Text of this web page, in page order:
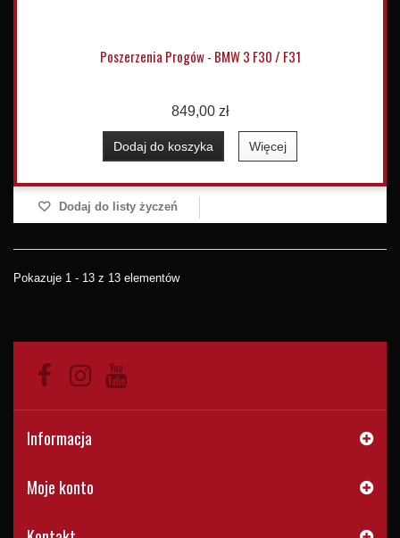
Poszerzenia Progów - BMW 3 F30 / F31
849,00 zł
Dodaj do koszyka Więcej
Dodaj do listy życzeń
Pokazuje 1 - 13 z 13 elementów
Informacja
Moje konto